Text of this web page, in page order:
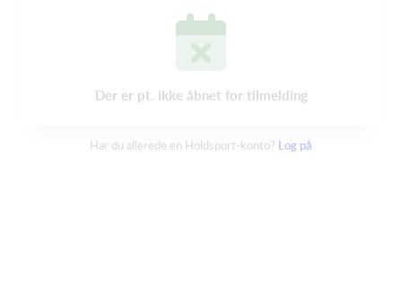
Der er pt. ikke åbnet for tilmelding
Har du allerede en Holdsport-konto? Log på